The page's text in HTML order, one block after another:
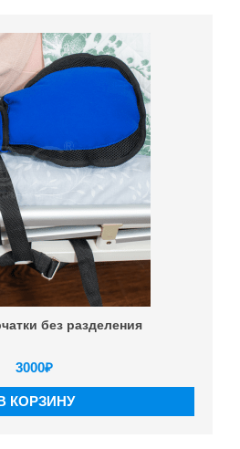
без разделения
3000₽
В КОРЗИНУ